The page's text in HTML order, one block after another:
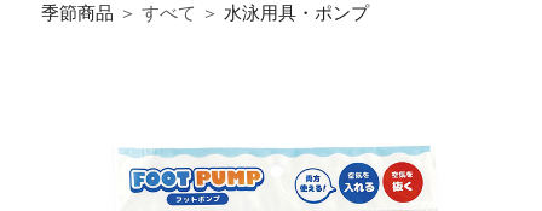
季節商品 ＞ すべて ＞ 水泳用具・ポンプ